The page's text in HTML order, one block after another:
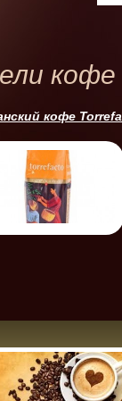
кофе
кофе